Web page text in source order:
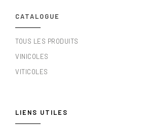
CATALOGUE
TOUS LES PRODUITS
VINICOLES
VITICOLES
LIENS UTILES